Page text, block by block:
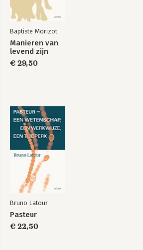
Baptiste Morizot
Manieren van
levend zijn
€ 29,50
Bruno Latour
Pasteur
€ 22,50